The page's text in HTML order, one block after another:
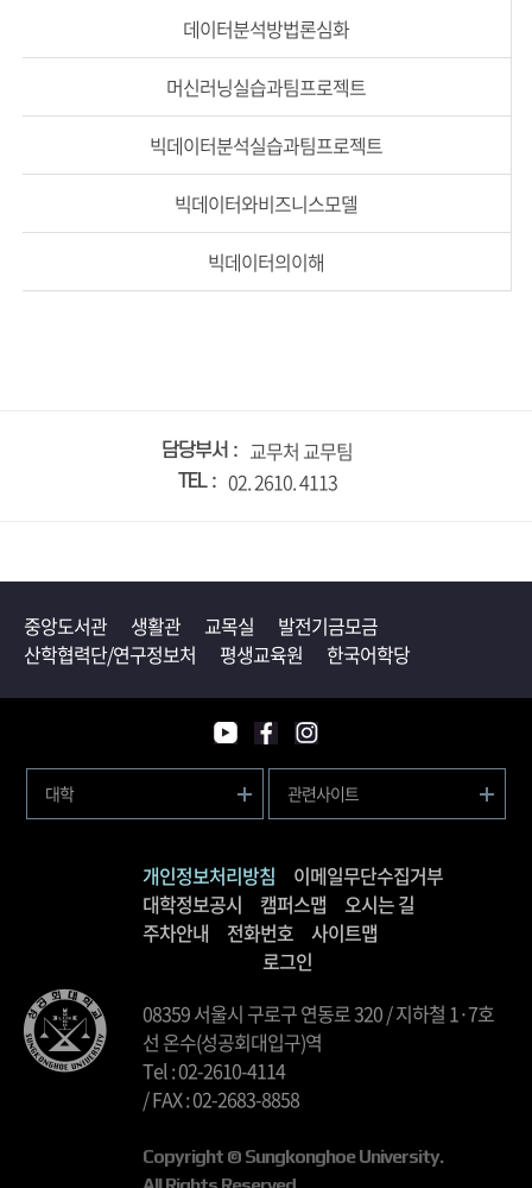
데이터분석방법론심화
머신러닝실습과팀프로젝트
빅데이터분석실습과팀프로젝트
빅데이터와비즈니스모델
빅데이터의이해
담당부서 교무처 교무팀
TEL 02. 2610. 4113
중앙도서관 생활관 교목실
발전기금모금
산학협력단/연구정보처
평생교육원 한국어학당
대학 관련사이트
개인정보처리방침
이메일무단수집거부
대학정보공시
캠퍼스맵
오시는 길
주차안내
전화번호
사이트맵
로그인
08359 서울시 구로구 연동로 320 / 지하철 1·7호
선 온수(성공회대입구)역
Tel : 02-2610-4114
/ FAX : 02-2683-8858
Copyright © Sungkonghoe University.